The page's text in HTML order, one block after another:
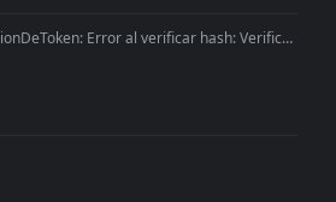
Error al verificar hash: Verificacio